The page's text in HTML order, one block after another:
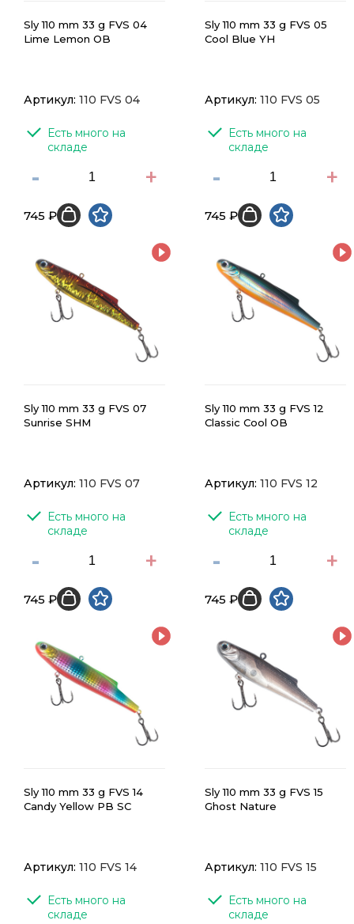
Sly 110 mm 33 g FVS 04
Lime Lemon OB
Артикул: 110 FVS 04
Есть много на
складе
- +
745 ₽
Sly 110 mm 33 g FVS 05
Cool Blue YH
Артикул: 110 FVS 05
Есть много на
складе
- +
745 ₽
Sly 110 mm 33 g FVS 07
Sunrise SHM
Артикул: 110 FVS 07
Есть много на
складе
- +
745 ₽
Sly 110 mm 33 g FVS 12
Classic Cool OB
Артикул: 110 FVS 12
Есть много на
складе
- +
745 ₽
Sly 110 mm 33 g FVS 14
Candy Yellow PB SC
Артикул: 110 FVS 14
Есть много на
складе
Sly 110 mm 33 g FVS 15
Ghost Nature
Артикул: 110 FVS 15
Есть много на
складе